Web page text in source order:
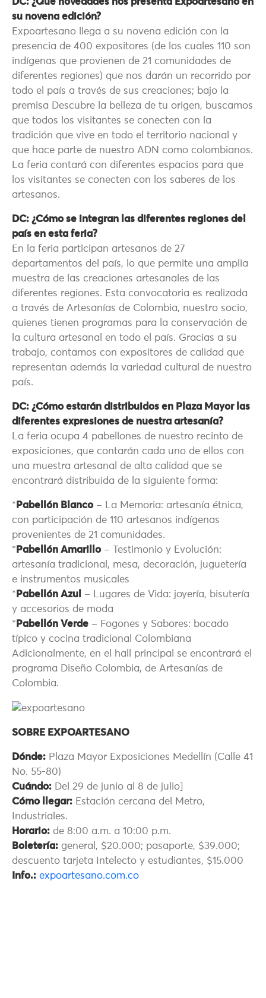
DC: ¿Qué novedades nos presenta Expoartesano en
su novena edición?
Expoartesano llega a su novena edición con la
presencia de 400 expositores (de los cuales 110 son
indígenas que provienen de 21 comunidades de
diferentes regiones) que nos darán un recorrido por
todo el país a través de sus creaciones; bajo la
premisa Descubre la belleza de tu origen, buscamos
que todos los visitantes se conecten con la
tradición que vive en todo el territorio nacional y
que hace parte de nuestro ADN como colombianos.
La feria contará con diferentes espacios para que
los visitantes se conecten con los saberes de los
artesanos.
DC: ¿Cómo se integran las diferentes regiones del
país en esta feria?
En la feria participan artesanos de 27
departamentos del país, lo que permite una amplia
muestra de las creaciones artesanales de las
diferentes regiones. Esta convocatoria es realizada
a través de Artesanías de Colombia, nuestro socio,
quienes tienen programas para la conservación de
la cultura artesanal en todo el país. Gracias a su
trabajo, contamos con expositores de calidad que
representan además la variedad cultural de nuestro
país.
DC: ¿Cómo estarán distribuidos en Plaza Mayor las
diferentes expresiones de nuestra artesanía?
La feria ocupa 4 pabellones de nuestro recinto de
exposiciones, que contarán cada uno de ellos con
una muestra artesanal de alta calidad que se
encontrará distribuida de la siguiente forma:
*Pabellón Blanco– La Memoria: artesanía étnica,
con participación de 110 artesanos indígenas
provenientes de 21 comunidades.
*Pabellón Amarillo– Testimonio y Evolución:
artesanía tradicional, mesa, decoración, juguetería
e instrumentos musicales
*Pabellón Azul – Lugares de Vida: joyería, bisutería
y accesorios de moda
*Pabellón Verde – Fogones y Sabores: bocado
típico y cocina tradicional Colombiana
Adicionalmente, en el hall principal se encontrará el
programa Diseño Colombia, de Artesanías de
Colombia.
SOBRE EXPOARTESANO
Dónde: Plaza Mayor Exposiciones Medellín (Calle 41
No. 55-80)
Cuándo: Del 29 de junio al 8 de julio]
Cómo llegar: Estación cercana del Metro,
Industriales.
Horario: de 8:00 a.m. a 10:00 p.m.
Boletería: general, $20.000; pasaporte, $39.000;
descuento tarjeta Intelecto y estudiantes, $15.000
Info.: expoartesano.com.co